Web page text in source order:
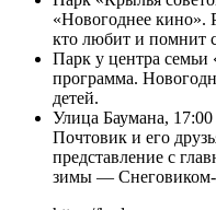
«Новогоднее кино».
кто любит и помнит
Парк у центра
программа.
детей.
Улица Баумана,
Почтовик и его
представление с
зимы —